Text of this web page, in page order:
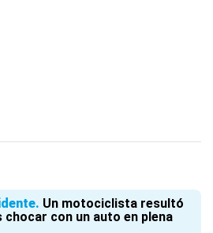
Un motociclista resultó
con un auto en plena